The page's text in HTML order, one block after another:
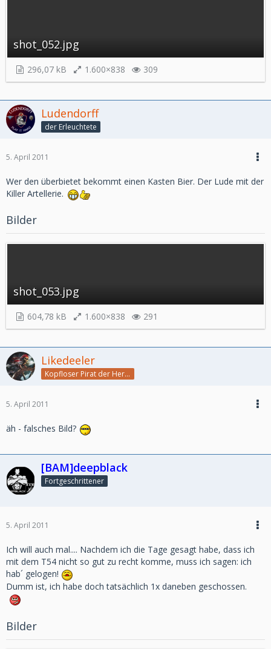
shot_052.jpg
296,07 kB 1.600×838 309
Ludendorff
der Erleuchtete
5. April 2011
Wer den überbietet bekommt einen Kasten Bier. Der Lude mit der
Killer Artellerie.
Bilder
shot_053.jpg
604,78 kB 1.600×838 291
Likedeeler
Kopfloser Pirat der Herzen
5. April 2011
äh - falsches Bild?
[BAM]deepblack
Fortgeschrittener
5. April 2011
Ich will auch mal.... Nachdem ich die Tage gesagt habe, dass ich
mit dem T54 nicht so gut zu recht komme, muss ich sagen: ich
hab´ gelogen!
Dumm ist, ich habe doch tatsächlich 1x daneben geschossen.
Bilder